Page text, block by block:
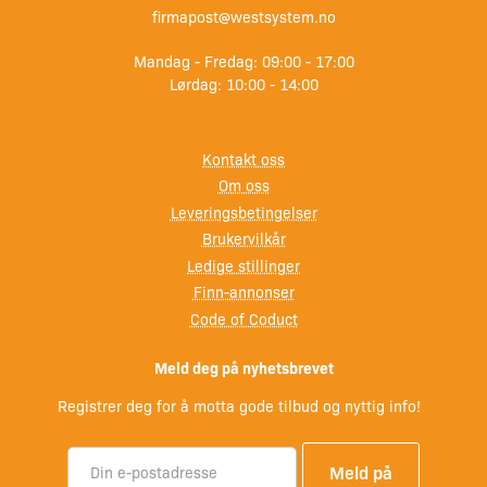
firmapost@westsystem.no
Mandag - Fredag: 09:00 - 17:00
Lørdag: 10:00 - 14:00
Kontakt oss
Om oss
Leveringsbetingelser
Brukervilkår
Ledige stillinger
Finn-annonser
Code of Coduct
Meld deg på nyhetsbrevet
Registrer deg for å motta gode tilbud og nyttig info!